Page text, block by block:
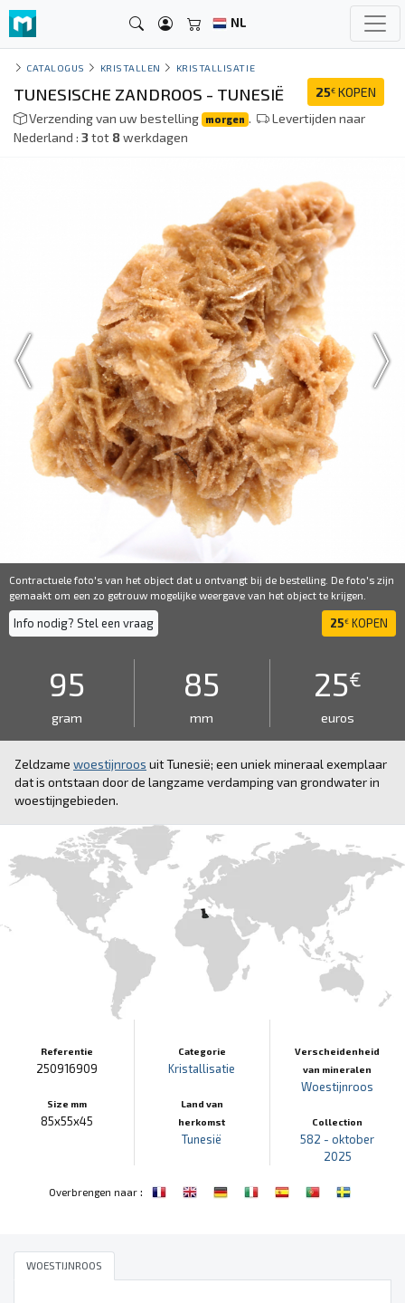
NL
CATALOGUS KRISTALLEN KRISTALLISATIE
25€ KOPEN
TUNESISCHE ZANDROOS - TUNESIË
Verzending van uw bestelling morgen .
Levertijden naar
Nederland : 3tot 8werkdagen
Contractuele foto's van het object dat u ontvangt bij de bestelling. De foto's zijn
gemaakt om een ​​zo getrouw mogelijke weergave van het object te krijgen.
Info nodig? Stel een vraag 25€ KOPEN
95
gram
85
mm
25€
euros
Zeldzame woestijnroos uit Tunesië; een uniek mineraal exemplaar
dat is ontstaan door de langzame verdamping van grondwater in
woestijngebieden.
Referentie
250916909
Size mm
85x55x45
Categorie
Kristallisatie
Land van
herkomst
Tunesië
Verscheidenheid
van mineralen
Woestijnroos
Collection
582 - oktober
2025
Overbrengen naar:
WOESTIJNROOS